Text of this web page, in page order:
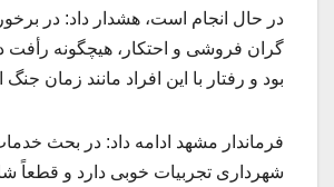
در حال انجام است، هشدار داد: در
گران فروشی و احتکار، هیچگونه رأفت
بود و رفتار با این افراد مانند زمان
فرماندار مشهد ادامه داد: در بحث
شهرداری تجربیات خوبی دارد و قطعاً